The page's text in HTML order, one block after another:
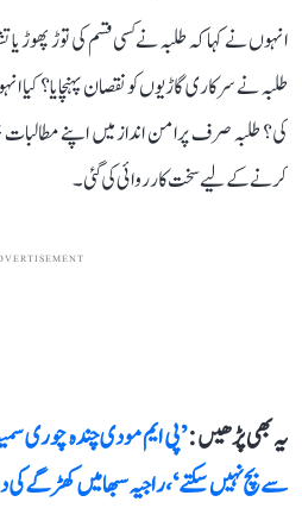
انہوں نے کہا کہ طلبہ نے کسی قسم کی توڑ پھوڑ یا
طلبہ نے سرکاری گاڑیوں کو نقصان پہنچایا؟ کیا
کی؟ طلبہ صرف پرامن انداز میں اپنے
کرنے کے لیے سخت کارروائی کی گئی۔
یہ بھی پڑھیں :’پی ایم مودی چندہ چوری
سے بچ نہیں سکتے‘، راجیہ سبھا میں کھڑگے